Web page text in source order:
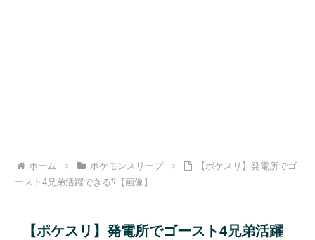
ホーム ポケモンスリープ
【ポケスリ】発電所でゴ
ースト4兄弟活躍できる⁇【画像】
【ポケスリ】発電所でゴースト4兄弟活躍